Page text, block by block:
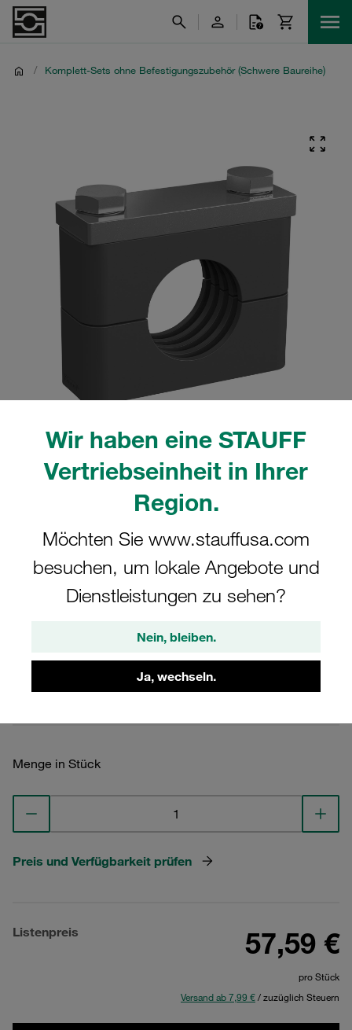
Wir haben eine STAUFF
Vertriebseinheit in Ihrer
Region.
Möchten Sie www.stauffusa.com
besuchen, um lokale Angebote und
Dienstleistungen zu sehen?
Nein, bleiben.
Ja, wechseln.
/ Komplett-Sets ohne Befestigungszubehör (Schwere Baureihe)
tatsächlichen Produkt abweichen.
7S Ø81mm Polyamid W19 Deckpl., AS-
Schraube gerippt, mit Vorspannung
7081-PA-DPAL-AS-M-W19
Technische Daten ansehen
Menge in Stück
Preis und Verfügbarkeit prüfen
Listenpreis 57,59 €
pro Stück
Versand ab 7,99 €/ zuzüglich Steuern